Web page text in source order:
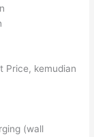
Price, kemudian
(wall